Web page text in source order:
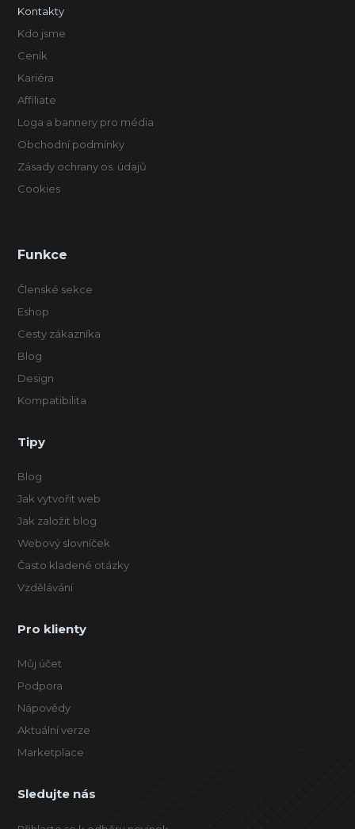
Kontakty
Kdo jsme
Ceník
Kariéra
Affiliate
Loga a bannery pro média
Obchodní podmínky
Zásady ochrany os. údajů
Cookies
Funkce
Členské sekce
Eshop
Cesty zákazníka
Blog
Design
Kompatibilita
Tipy
Blog
Jak vytvořit web
Jak založit blog
Webový slovníček
Často kladené otázky
Vzdělávání
Pro klienty
Můj účet
Podpora
Nápovědy
Aktuální verze
Marketplace
Sledujte nás